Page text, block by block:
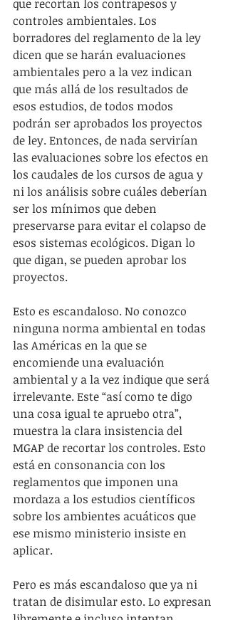
que recortan los contrapesos y
controles ambientales. Los
borradores del reglamento de la ley
dicen que se harán evaluaciones
ambientales pero a la vez indican
que más allá de los resultados de
esos estudios, de todos modos
podrán ser aprobados los proyectos
de ley. Entonces, de nada servirían
las evaluaciones sobre los efectos en
los caudales de los cursos de agua y
ni los análisis sobre cuáles deberían
ser los mínimos que deben
preservarse para evitar el colapso de
esos sistemas ecológicos. Digan lo
que digan, se pueden aprobar los
proyectos.
Esto es escandaloso. No conozco
ninguna norma ambiental en todas
las Américas en la que se
encomiende una evaluación
ambiental y a la vez indique que será
irrelevante. Este “así como te digo
una cosa igual te apruebo otra”,
muestra la clara insistencia del
MGAP de recortar los controles. Esto
está en consonancia con los
reglamentos que imponen una
mordaza a los estudios científicos
sobre los ambientes acuáticos que
ese mismo ministerio insiste en
aplicar.
Pero es más escandaloso que ya ni
tratan de disimular esto. Lo expresan